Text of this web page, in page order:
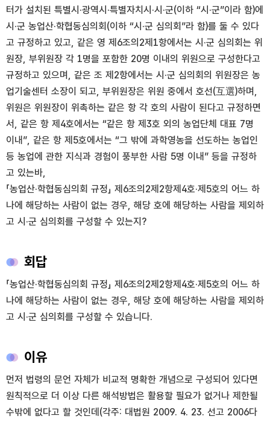
터가 설치된 특별시·광역시·특별자치시·시·군(이하 “시·군”이라 함)에
시·군 농업산·학협동심의회(이하 “시·군 심의회”라 함)를 둘 수 있다
고 규정하고 있고, 같은 영 제6조의2제1항에서는 시·군 심의회는 위
원장, 부위원장 각 1명을 포함한 20명 이내의 위원으로 구성한다고
규정하고 있으며, 같은 조 제2항에서는 시·군 심의회의 위원장은 농
업기술센터 소장이 되고, 부위원장은 위원 중에서 호선(互選)하며,
위원은 위원장이 위촉하는 같은 항 각 호의 사람이 된다고 규정하면
서, 같은 항 제4호에서는 “같은 항 제3호 외의 농업단체 대표 7명
이내”, 같은 항 제5호에서는 “그 밖에 과학영농을 선도하는 농업인
등 농업에 관한 지식과 경험이 풍부한 사람 5명 이내” 등을 규정하
고 있는바,
「농업산·학협동심의회 규정」 제6조의2제2항제4호·제5호의 어느 하
나에 해당하는 사람이 없는 경우, 해당 호에 해당하는 사람을 제외하
고 시·군 심의회를 구성할 수 있는지?
회답
「농업산·학협동심의회 규정」 제6조의2제2항제4호·제5호의 어느 하
나에 해당하는 사람이 없는 경우, 해당 호에 해당하는 사람을 제외하
고 시·군 심의회를 구성할 수 있습니다.
이유
먼저 법령의 문언 자체가 비교적 명확한 개념으로 구성되어 있다면
원칙적으로 더 이상 다른 해석방법은 활용할 필요가 없거나 제한될
수밖에 없다고 할 것인데(각주: 대법원 2009. 4. 23. 선고 2006다